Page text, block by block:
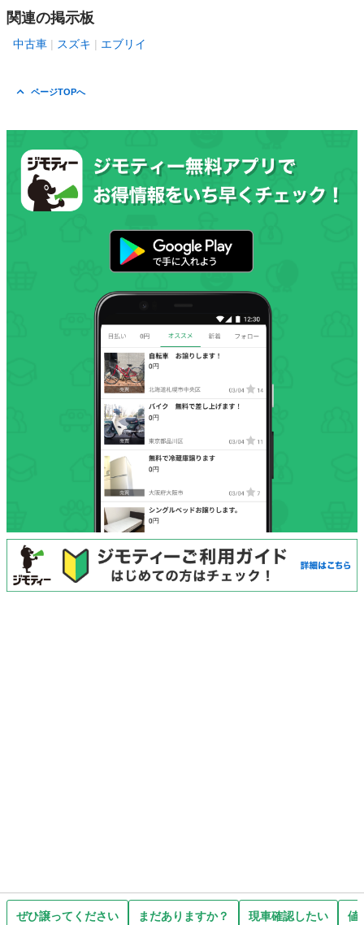
ぜひ譲ってください まだありますか？ 現車確認したい 値
関連の掲示板
中古車 スズキ エブリイ
ページTOPへ